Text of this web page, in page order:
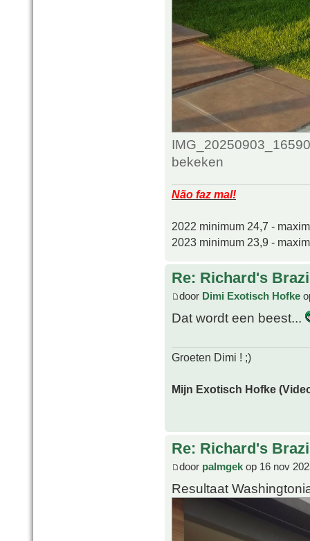
bekeken
Não faz mal!
2022 minimum 24,7 -
2023 minimum 23,9 -
Re: Richard's
door Dimi Exotisch Hofke
Dat wordt een beest...
Groeten Dimi ! ;)
Mijn Exotisch Hofke
Re: Richard's
door palmgek op 16 nov
Resultaat